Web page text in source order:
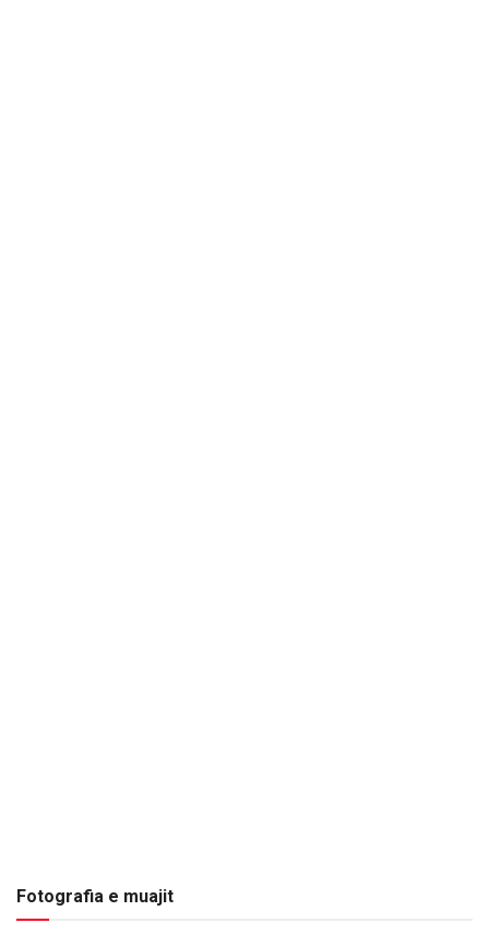
Fotografia e muajit